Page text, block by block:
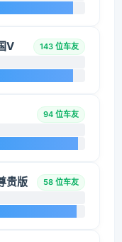
V 143 位车友
94 位车友
贵版 58 位车友